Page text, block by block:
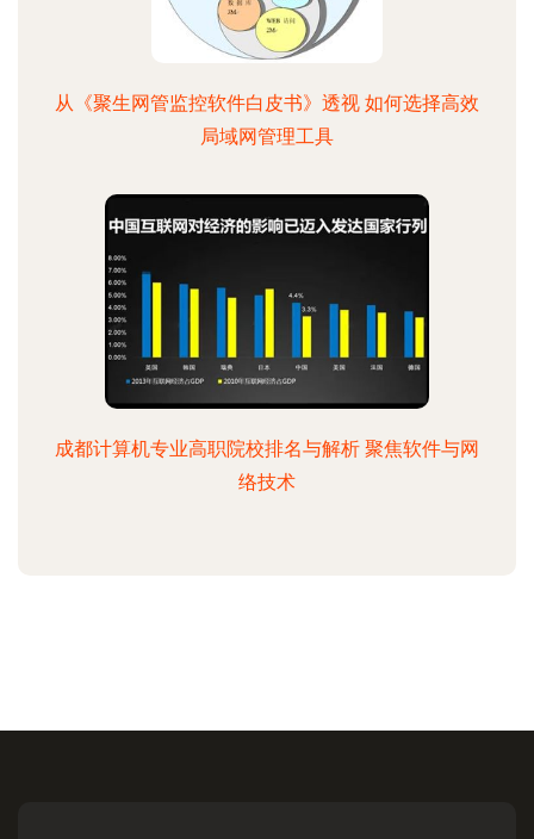
从《聚生网管监控软件白皮书》透视 如何选择高效
局域网管理工具
成都计算机专业高职院校排名与解析 聚焦软件与网
络技术